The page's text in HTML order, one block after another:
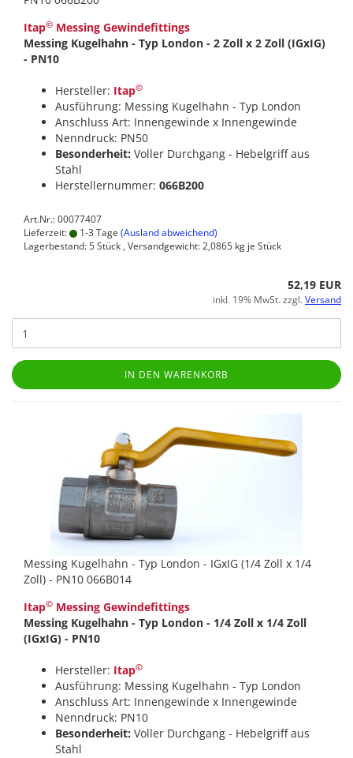
Itap© Messing Gewindefittings
Messing Kugelhahn - Typ London - 2 Zoll x 2 Zoll (IGxIG)
- PN10
Hersteller: Itap©
Ausführung: Messing Kugelhahn - Typ London
Anschluss Art: Innengewinde x Innengewinde
Nenndruck: PN50
Besonderheit: Voller Durchgang - Hebelgriff aus
Stahl
Herstellernummer: 066B200
Art.Nr.: 00077407
Lieferzeit:
1-3 Tage (Ausland abweichend)
Lagerbestand: 5 Stück , Versandgewicht:2,0865 kg je Stück
52,19 EUR
inkl. 19% MwSt. zzgl.Versand
IN DEN WARENKORB
Messing Kugelhahn - Typ London - IGxIG (1/4 Zoll x 1/4
Zoll) - PN10 066B014
Itap© Messing Gewindefittings
Messing Kugelhahn - Typ London - 1/4 Zoll x 1/4 Zoll
(IGxIG) - PN10
Hersteller: Itap©
Ausführung: Messing Kugelhahn - Typ London
Anschluss Art: Innengewinde x Innengewinde
Nenndruck: PN10
Besonderheit: Voller Durchgang - Hebelgriff aus
Stahl